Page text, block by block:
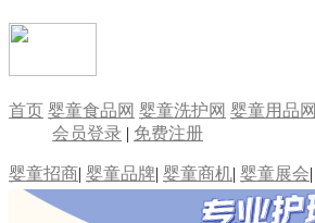
首页 婴童食品网 婴童洗护网 婴童用品网
会员登录 | 免费注册
婴童招商| 婴童品牌| 婴童商机| 婴童展会|